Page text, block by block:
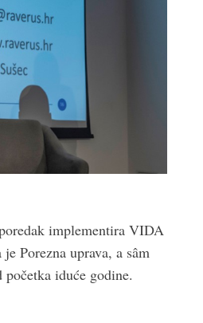
implementira VIDA
Porezna uprava, a sâm
iduće godine.